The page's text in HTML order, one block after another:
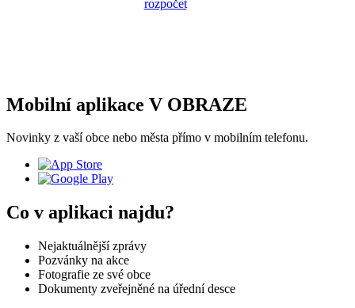
Mobilní aplikace V OBRAZE
Novinky z vaší obce nebo města přímo v mobilním telefonu.
Co v aplikaci najdu?
Nejaktuálnější zprávy
Pozvánky na akce
Fotografie ze své obce
Dokumenty zveřejněné na úřední desce